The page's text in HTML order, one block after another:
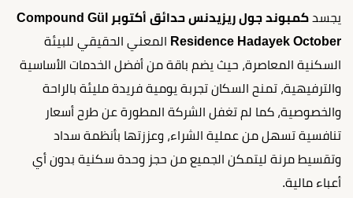
يجسد
كمبوند جول ريزيدنس حدائق أكتوبر Compound Gül
Residence Hadayek October المعني الحقيقي للبيئة
السكنية المعاصرة، حيث يضم باقة من أفضل الخدمات الأساسية
والترفيهية، تمنح السكان تجربة يومية فريدة مليئة بالراحة
والخصوصية، كما لم تغفل الشركة المطورة عن طرح أسعار
تنافسية تسهل من عملية الشراء، وعززتها بأنظمة سداد
وتقسيط مرنة ليتمكن الجميع من حجز وحدة سكنية بدون أي
أعباء مالية.